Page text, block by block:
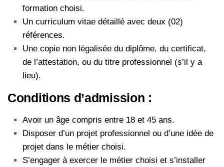
formation choisi.
Un curriculum vitae détaillé avec deux (02)
références.
Une copie non légalisée du diplôme, du certificat,
de l’attestation, ou du titre professionnel (s’il y a
lieu).
Conditions d’admission :
Avoir un âge compris entre 18 et 45 ans.
Disposer d’un projet professionnel ou d’une idée de
projet dans le métier choisi.
S’engager à exercer le métier choisi et s’installer